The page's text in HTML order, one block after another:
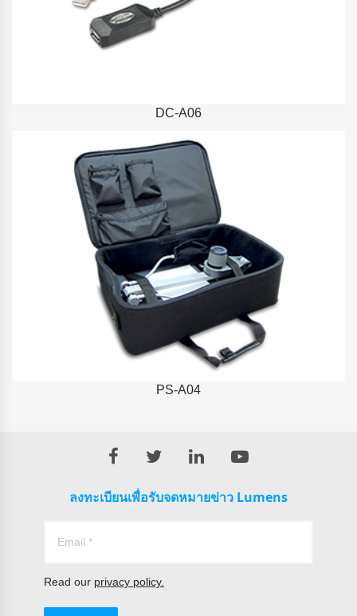
DC-A06
PS-A04
ลงทะเบียนเพื่อรับจดหมายข่าว Lumens
Read our privacy policy.